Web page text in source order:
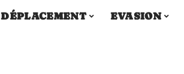
DÉPLACEMENT EVASION